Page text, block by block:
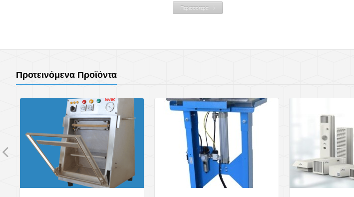
Περισσότερα
Προτεινόμενα Προϊόντα